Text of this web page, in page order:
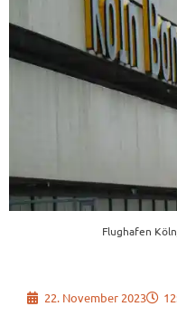
Flughafen
22. November 2023